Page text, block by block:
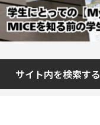
サイト内を検索する